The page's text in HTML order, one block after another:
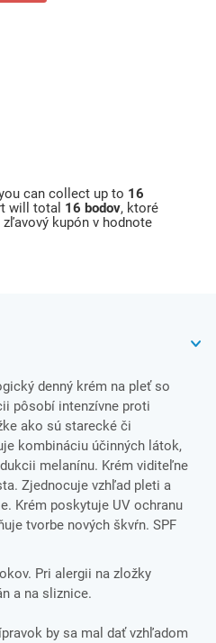
can collect up to 16
will total 16 bodov, ktoré
kupón v hodnote
denný krém na pleť so
pôsobí intenzívne proti
ako sú starecké či
kombináciu účinných látok,
melanínu. Krém viditeľne
Zjednocuje vzhľad pleti a
Krém poskytuje UV ochranu
tvorbe nových škvŕn. SPF
Pri alergii na zložky
a na sliznice.
by sa mal dať vzhľadom